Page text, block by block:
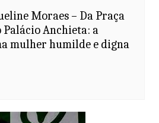
Moraes – Da Praça
Palácio Anchieta: a
mulher humilde e digna